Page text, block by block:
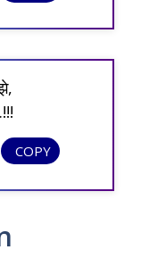
COPY